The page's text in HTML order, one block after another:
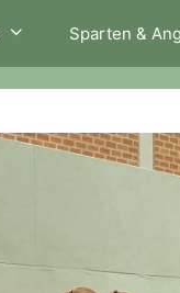
Sparten &